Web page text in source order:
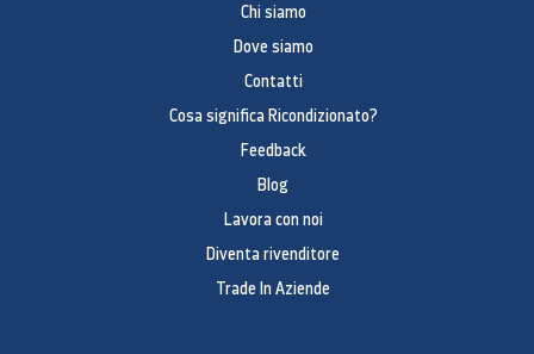
Chi siamo
Dove siamo
Contatti
Cosa significa Ricondizionato?
Feedback
Blog
Lavora con noi
Diventa rivenditore
Trade In Aziende